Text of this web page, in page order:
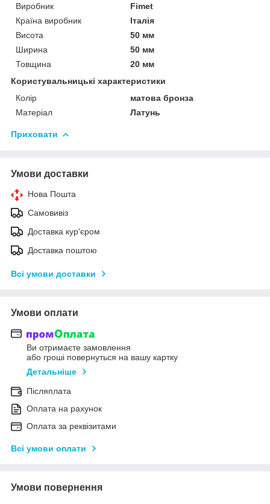
Виробник
Fimet
Країна виробник
Італія
Висота
50 мм
Ширина
50 мм
Товщина
20 мм
Користувальницькі характеристики
Колір
матова бронза
Матеріал
Латунь
Приховати
Умови доставки
Нова Пошта
Самовивіз
Доставка кур'єром
Доставка поштою
Всі умови доставки
Умови оплати
Ви отримаєте замовлення
або гроші повернуться на вашу картку
Детальніше
Післяплата
Оплата на рахунок
Оплата за реквізитами
Всі умови оплати
Умови повернення